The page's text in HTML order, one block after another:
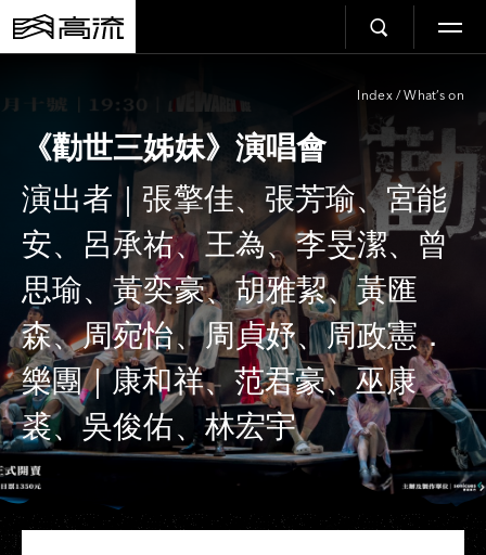
Index / What’s on
《勸世三姊妹》演唱會
演出者｜張擎佳、張芳瑜、宮能
安、呂承祐、王為、李旻潔、曾
思瑜、黃奕豪、胡雅絜、黃匯
森、周宛怡、周貞妤、周政憲．
樂團｜康和祥、范君豪、巫康
裘、吳俊佑、林宏宇